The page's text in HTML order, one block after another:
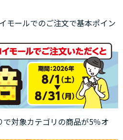
モールでのご注文で基本ポイン
対象カテゴリの商品が5％オ